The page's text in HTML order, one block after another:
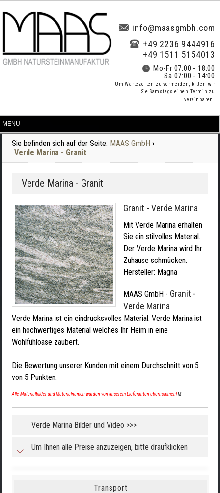
info@maasgmbh.com
+49 2236 9444916
+49 1511 5154013
Mo-Fr 07:00 - 18:00
Sa 07:00 - 14:00
Um Wartezeiten zu vermeiden, bitten wir
Sie Samstags einen Termin zu
vereinbaren!
Sie befinden sich auf der Seite: MAAS GmbH ›
Verde Marina - Granit
Verde Marina - Granit
Granit - Verde Marina
Mit Verde Marina erhalten
Sie ein stilvolles Material.
Der Verde Marina wird Ihr
Zuhause schmücken.
Hersteller: Magna
MAAS GmbH - Granit -
Verde Marina
Verde Marina ist ein eindrucksvolles Material. Verde Marina ist
ein hochwertiges Material welches Ihr Heim in eine
Wohlfühloase zaubert.
Die Bewertung unserer Kunden mit einem Durchschnitt von 5
von 5 Punkten.
Alle Materialbilder und Materialnamen wurden von unserem Lieferanten übernommen!M
Verde Marina Bilder und Video >>>
Um Ihnen alle Preise anzuzeigen, bitte draufklicken
Transport